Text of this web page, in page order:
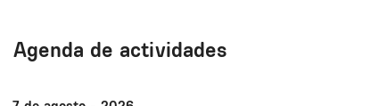
Agenda de actividades